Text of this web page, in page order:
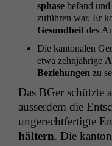
sphase befand
zuführen war. Er
Gesund­heit des
Die kan­tonalen
etwa zehn­jährige
Beziehun­gen zu
Das BGer schützte
ausser­dem die
ungerecht­fer­tigte
häl­tern. Die